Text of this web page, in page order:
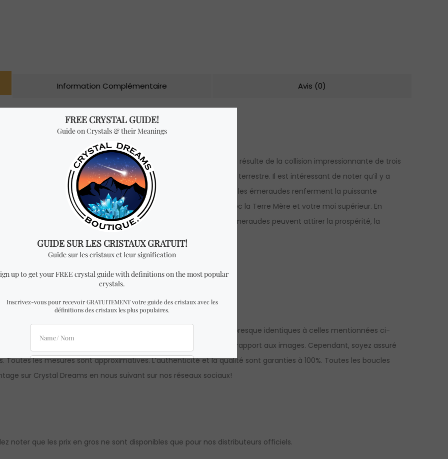
Information Complémentaire Avis (0)
ne devrait même pas exister aujourd’hui. Leur formation résulte de la collision impressionnante de trois
de trois couches complètement différentes de la croûte terrestre. Il est intéressant de noter qu’il y a
joyau. De nombreux travailleurs d’énergie affirment que les émeraudes renferment la puissante
Les émeraudes renforcent également votre connexion avec la Terre Mère et votre moi supérieur. En
l’abondance de Gaia. C’est pourquoi on pense que les émeraudes peuvent attirer la prospérité, la
d’émeraude en argent sterling 100% authentique.
D’OREILLES semblable à celui des photos avec des dimensions presque identiques à celles mentionnées ci-
unique et naturelle, il peut y avoir de légères différences par rapport aux images. Cependant, soyez assuré
les mesures sont approximatives. L’authenticité et la qualité sont garanties à 100%. Toutes les boucles
sur Crystal Dreams en nous suivant sur nos réseaux sociaux!
noter que les prix en gros ne sont disponibles que pour nos distributeurs officiels.